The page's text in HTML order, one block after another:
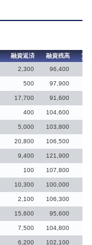
融資返済 融資残高
貸
2,300 96,400
500 97,900
17,700 91,600
400 104,600
5,000 103,800
20,800 106,500
9,400 121,900
100 107,800
10,300 100,000
2,100 106,300
15,600 95,600
7,500 104,800
6,200 102,100